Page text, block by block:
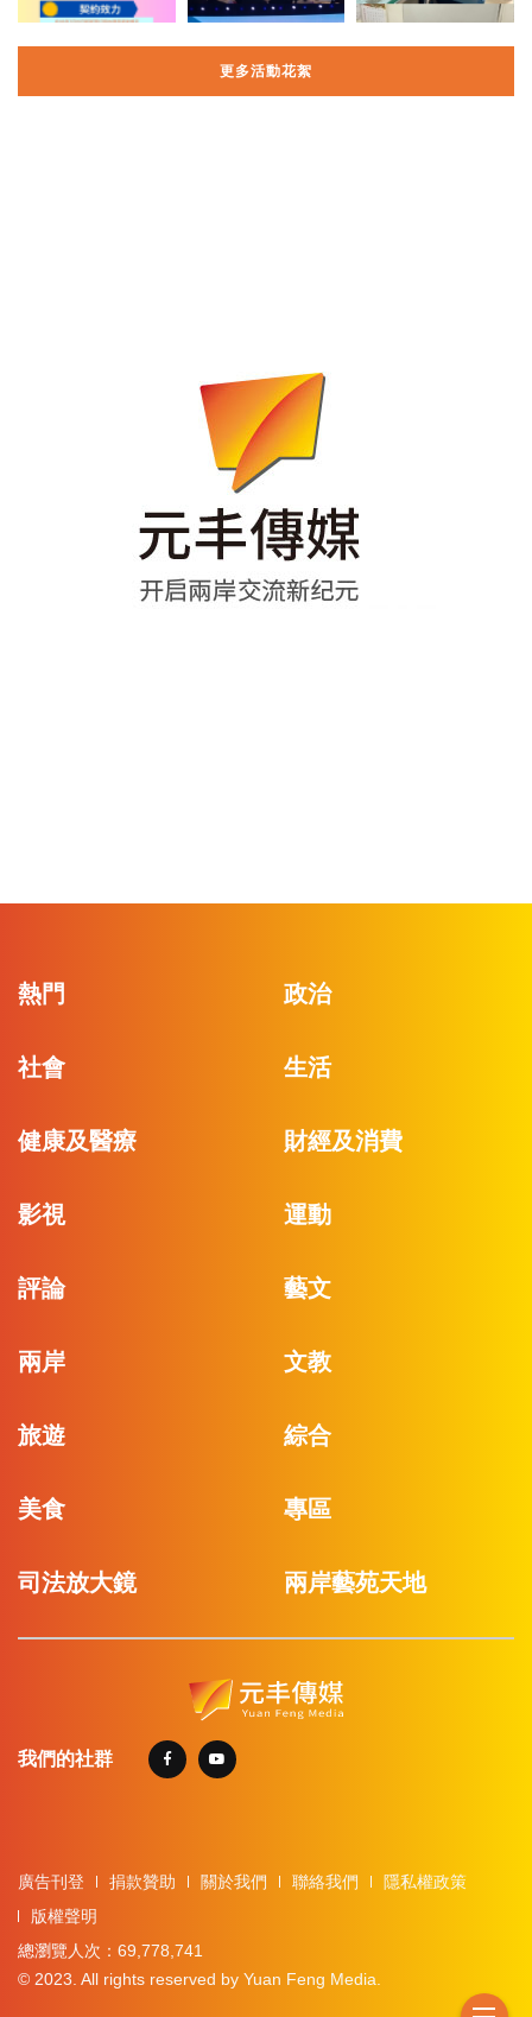
更多活動花絮
熱門 政治
社會 生活
健康及醫療 財經及消費
影視 運動
評論 藝文
兩岸 文教
旅遊 綜合
美食 專區
司法放大鏡 兩岸藝苑天地
我們的社群
廣告刊登 捐款贊助 關於我們 聯絡我們
隱私權政策
版權聲明
總瀏覽人次：69,778,741
© 2023. All rights reserved by Yuan Feng Media.